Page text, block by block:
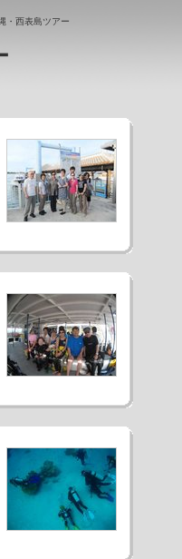
・西表島ツアー